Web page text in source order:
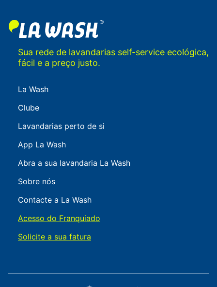
Sua rede de lavandarias self-service ecológica,
fácil e a preço justo.
La Wash
Clube
Lavandarias perto de si
App La Wash
Abra a sua lavandaria La Wash
Sobre nós
Contacte a La Wash
Acesso do Franquiado
Solicite a sua fatura